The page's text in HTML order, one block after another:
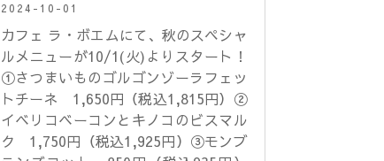
2024-10-01
カフェ ラ・ボエムにて、秋のスペシャ
ルメニューが10/1(火)よりスタート！
①さつまいものゴルゴンゾーラフェッ
トチーネ 1,650円（税込1,815円）②
イベリコベーコンとキノコのビスマル
ク 1,750円（税込1,925円）③モンブ